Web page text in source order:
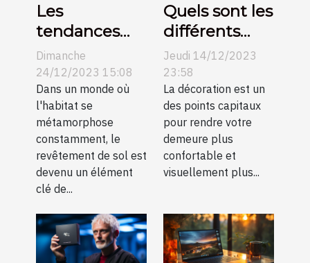
Les
tendances
actuelles
dans le
revêtement
de sol et
comment
elles
transforment
l'esthétique
des
habitations
modernes
Dimanche
24/12/2023 15:08
Dans un monde où
l'habitat se
métamorphose
constamment, le
revêtement de sol est
devenu un élément
clé de...
Quels sont les
différents
types de
suspension et
idées pour
améliorer la
décoration de
votre
intérieur ?
Jeudi 14/12/2023
23:58
La décoration est un
des points capitaux
pour rendre votre
demeure plus
confortable et
visuellement plus...